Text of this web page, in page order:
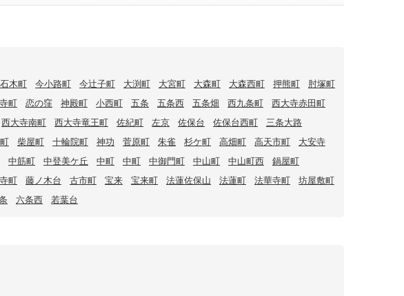
石木町 今小路町 今辻子町 大渕町 大宮町 大森町 大森西町 押熊町
肘塚町
町 恋の窪 神殿町 小西町 五条 五条西 五条畑 西九条町
西大寺赤田町
西大寺南町 西大寺竜王町 佐紀町 左京 佐保台 佐保台西町
三条大路
柴屋町 十輪院町 神功 菅原町 朱雀 杉ケ町 高畑町 高天市町
大安寺
中筋町 中登美ケ丘 中町 中町 中御門町 中山町 中山町西
鍋屋町
町 藤ノ木台 古市町 宝来 宝来町 法蓮佐保山 法蓮町 法華寺町
坊屋敷町
六条西 若葉台